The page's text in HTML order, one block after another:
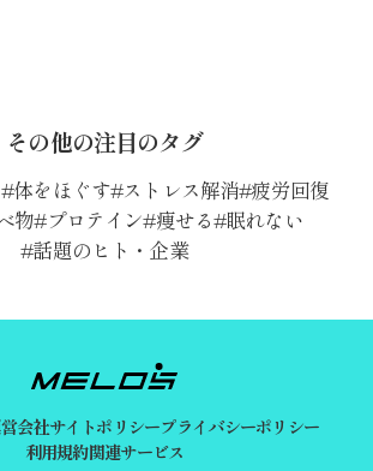
その他の注目のタグ
体をほぐす ストレス解消 疲労回復
物 プロテイン 痩せる 眠れない
話題のヒト・企業
会社サイトポリシープライバシーポリシー
利用規約関連サービス